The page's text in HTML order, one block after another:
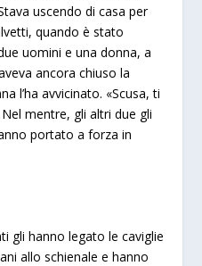
uscendo di casa per
quando è stato
uomini e una donna, a
ancora chiuso la
l’ha avvicinato. «Scusa, ti
mentre, gli altri due gli
portato a forza in
gli hanno legato le caviglie
allo schienale e hanno